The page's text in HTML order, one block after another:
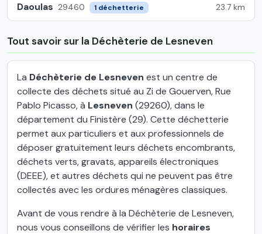
Daoulas 29460 1 déchetterie 23.7 km
Tout savoir sur la Déchèterie de Lesneven
La Déchèterie de Lesneven est un centre de
collecte des déchets situé au Zi de Gouerven, Rue
Pablo Picasso, à Lesneven (29260), dans le
département du Finistère (29). Cette déchetterie
permet aux particuliers et aux professionnels de
déposer gratuitement leurs déchets encombrants,
déchets verts, gravats, appareils électroniques
(DEEE), et autres déchets qui ne peuvent pas être
collectés avec les ordures ménagères classiques.
Avant de vous rendre à la Déchèterie de Lesneven,
nous vous conseillons de vérifier les horaires